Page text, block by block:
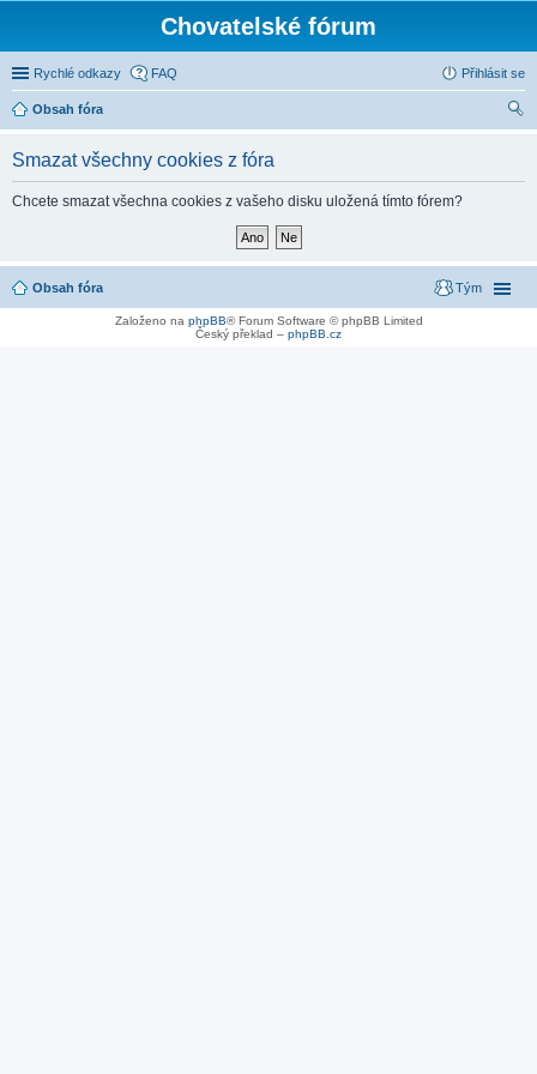
Chovatelské fórum
Rychlé odkazy FAQ Přihlásit se
Obsah fóra
Smazat všechny cookies z fóra
Chcete smazat všechna cookies z vašeho disku uložená tímto fórem?
Obsah fóra Tým
Založeno na phpBB® Forum Software © phpBB Limited
Český překlad – phpBB.cz